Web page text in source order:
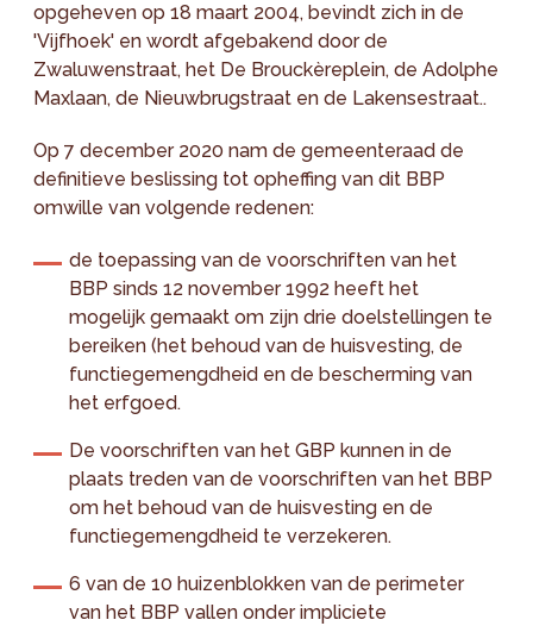
opgeheven op 18 maart 2004, bevindt zich in de
'Vijfhoek' en wordt afgebakend door de
Zwaluwenstraat, het De Brouckèreplein, de Adolphe
Maxlaan, de Nieuwbrugstraat en de Lakensestraat..
Op 7 december 2020 nam de gemeenteraad de
definitieve beslissing tot opheffing van dit BBP
omwille van volgende redenen:
de toepassing van de voorschriften van het
BBP sinds 12 november 1992 heeft het
mogelijk gemaakt om zijn drie doelstellingen te
bereiken (het behoud van de huisvesting, de
functiegemengdheid en de bescherming van
het erfgoed.
De voorschriften van het GBP kunnen in de
plaats treden van de voorschriften van het BBP
om het behoud van de huisvesting en de
functiegemengdheid te verzekeren.
6 van de 10 huizenblokken van de perimeter
van het BBP vallen onder impliciete